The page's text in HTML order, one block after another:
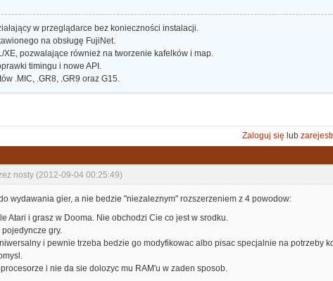
w przeglądarce bez konieczności instalacji.
na obsługę FujiNet.
pozwalające również na tworzenie kafelków i map.
timingu i nowe API.
.MIC, .GR8, .GR9 oraz G15.
Zaloguj się lub
nosty (2012-09-04 00:25:49)
wydawania gier, a nie bedzie "niezaleznym" rozszerzeniem z 4 powodow:
Atari i grasz w Dooma. Nie obchodzi Cie co jest w srodku.
gry.
i pewnie trzeba bedzie go modyfikowac albo pisac specjalnie na potrzeby
i nie da sie dolozyc mu RAM'u w zaden sposob.